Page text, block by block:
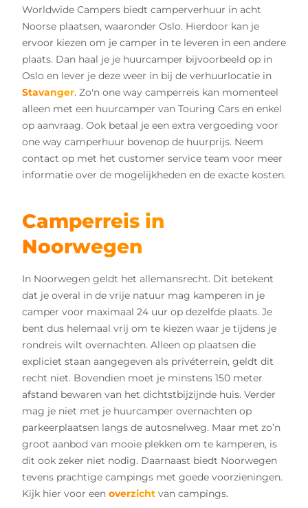
Worldwide Campers biedt camperverhuur in acht
Noorse plaatsen, waaronder Oslo. Hierdoor kan je
ervoor kiezen om je camper in te leveren in een andere
plaats. Dan haal je je huurcamper bijvoorbeeld op in
Oslo en lever je deze weer in bij de verhuurlocatie in
Stavanger. Zo'n one way camperreis kan momenteel
alleen met een huurcamper van Touring Cars en enkel
op aanvraag. Ook betaal je een extra vergoeding voor
one way camperhuur bovenop de huurprijs. Neem
contact op met het customer service team voor meer
informatie over de mogelijkheden en de exacte kosten.
Camperreis in
Noorwegen
In Noorwegen geldt het allemansrecht. Dit betekent
dat je overal in de vrije natuur mag kamperen in je
camper voor maximaal 24 uur op dezelfde plaats. Je
bent dus helemaal vrij om te kiezen waar je tijdens je
rondreis wilt overnachten. Alleen op plaatsen die
expliciet staan aangegeven als privéterrein, geldt dit
recht niet. Bovendien moet je minstens 150 meter
afstand bewaren van het dichtstbijzijnde huis. Verder
mag je niet met je huurcamper overnachten op
parkeerplaatsen langs de autosnelweg. Maar met zo’n
groot aanbod van mooie plekken om te kamperen, is
dit ook zeker niet nodig. Daarnaast biedt Noorwegen
tevens prachtige campings met goede voorzieningen.
Kijk hier voor een overzicht van campings.